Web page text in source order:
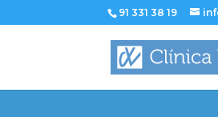
91 331 38 19